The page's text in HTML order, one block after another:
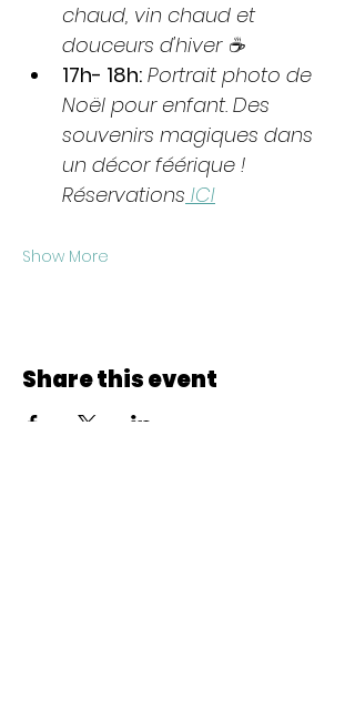
chaud, vin chaud et
douceurs d'hiver ☕️
17h- 18h: Portrait photo de
Noël pour enfant. Des
souvenirs magiques dans
un décor féérique !
Réservations ICI
Show More
Share this event